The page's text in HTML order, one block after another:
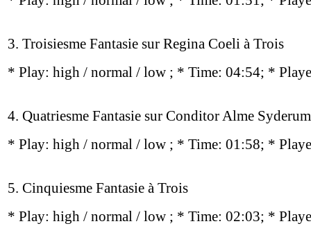
3. Troisiesme Fantasie sur Regina Coeli à Trois
* Play: high / normal / low ; * Time: 04:54; *
4. Quatriesme Fantasie sur Conditor Alme
* Play: high / normal / low ; * Time: 01:58; *
5. Cinquiesme Fantasie à Trois
* Play: high / normal / low ; * Time: 02:03; *